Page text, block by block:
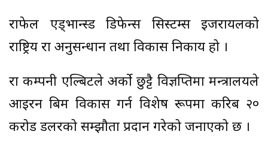
राफेल एड्भान्स्ड डिफेन्स सिस्टम्स इजरायलको
राष्ट्रिय रक्षा अनुसन्धान तथा विकास निकाय हो ।
रक्षा कम्पनी एल्बिटले अर्को छुट्टै विज्ञप्तिमा मन्त्रालयले
आइरन बिम विकास गर्न विशेष रूपमा करिब २०
करोड डलरको सम्झौता प्रदान गरेको जनाएको छ ।